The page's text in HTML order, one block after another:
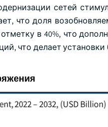
сетей
что доля
в 40%, что
что делает установки